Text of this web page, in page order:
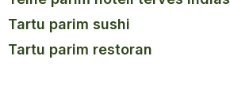
tartu parim sushi
tartu parim restoran